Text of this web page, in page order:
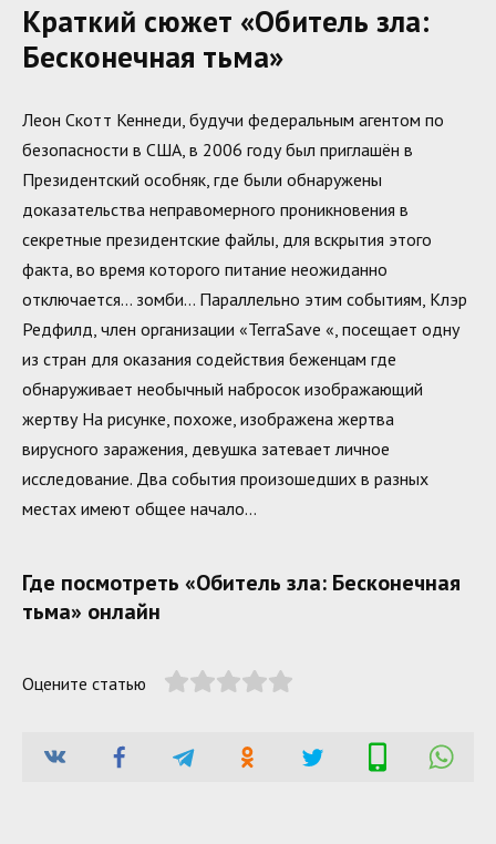
Краткий сюжет «Обитель зла:
Бесконечная тьма»
Леон Скотт Кеннеди, будучи федеральным агентом по
безопасности в США, в 2006 году был приглашён в
Президентский особняк, где были обнаружены
доказательства неправомерного проникновения в
секретные президентские файлы, для вскрытия этого
факта, во время которого питание неожиданно
отключается… зомби… Параллельно этим событиям, Клэр
Редфилд, член организации «TerraSave «, посещает одну
из стран для оказания содействия беженцам где
обнаруживает необычный набросок изображающий
жертву На рисунке, похоже, изображена жертва
вирусного заражения, девушка затевает личное
исследование. Два события произошедших в разных
местах имеют общее начало…
Где посмотреть «Обитель зла: Бесконечная
тьма» онлайн
Оцените статью